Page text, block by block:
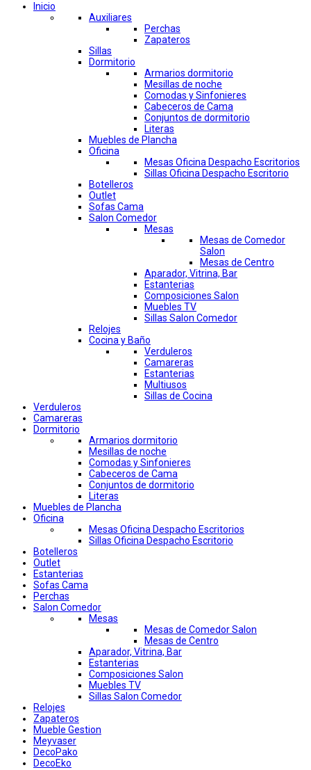
Inicio
Auxiliares
Perchas
Zapateros
Sillas
Dormitorio
Armarios dormitorio
Mesillas de noche
Comodas y Sinfonieres
Cabeceros de Cama
Conjuntos de dormitorio
Literas
Muebles de Plancha
Oficina
Mesas Oficina Despacho Escritorios
Sillas Oficina Despacho Escritorio
Botelleros
Outlet
Sofas Cama
Salon Comedor
Mesas
Mesas de Comedor
Salon
Mesas de Centro
Aparador, Vitrina, Bar
Estanterias
Composiciones Salon
Muebles TV
Sillas Salon Comedor
Relojes
Cocina y Baño
Verduleros
Camareras
Estanterias
Multiusos
Sillas de Cocina
Verduleros
Camareras
Dormitorio
Armarios dormitorio
Mesillas de noche
Comodas y Sinfonieres
Cabeceros de Cama
Conjuntos de dormitorio
Literas
Muebles de Plancha
Oficina
Mesas Oficina Despacho Escritorios
Sillas Oficina Despacho Escritorio
Botelleros
Outlet
Estanterias
Sofas Cama
Perchas
Salon Comedor
Mesas
Mesas de Comedor Salon
Mesas de Centro
Aparador, Vitrina, Bar
Estanterias
Composiciones Salon
Muebles TV
Sillas Salon Comedor
Relojes
Zapateros
Mueble Gestion
Meyvaser
DecoPako
DecoEko